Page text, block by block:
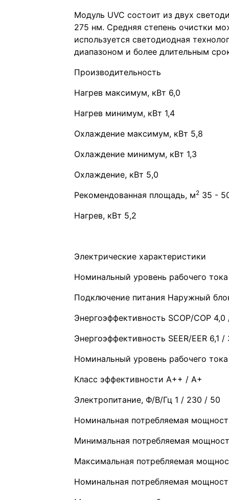
Модуль UVC состоит из двух
275 нм. Средняя степень очистки
используется светодиодная
диапазоном и более длительным
Производительность
Нагрев максимум, кВт 6,0
Нагрев минимум, кВт 1,4
Охлаждение максимум, кВт 5,8
Охлаждение минимум, кВт 1,3
Охлаждение, кВт 5,0
Рекомендованная площадь, м2 35 -
Нагрев, кВт 5,2
Электрические характеристики
Номинальный уровень рабочего
Подключение питания Наружный
Энергоэффективность SCOP/COP 4,0
Энергоэффективность SEER/EER 6,1 /
Номинальный уровень рабочего
Класс эффективности A++ / A+
Электропитание, Ф/В/Гц 1 / 230 / 50
Номинальная потребляемая
Минимальная потребляемая
Максимальная потребляемая
Номинальная потребляемая